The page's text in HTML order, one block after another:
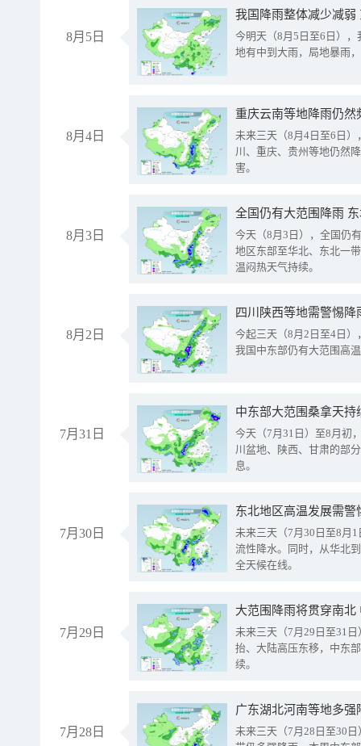
8月5日
我国降雨整体减少减弱
今明天（8月5日至6日）
地有中到大雨，局地暴雨
8月4日
重庆云南等地降雨仍然
未来三天（8月4日至6日
川、重庆、贵州等地仍然
害。
8月3日
全国仍有大范围降雨
今天（8月3日），全国仍
地区东部至华北、东北一
温闷热天气持续。
8月2日
今起三天（8月2日至4日
我国中东部仍有大范围高
7月31日
中东部大范围桑拿天
今天（7月31日）至8月初
川盆地、陕西、甘肃的部
息。
7月30日
东北地区高温发展需
未来三天（7月30日至8月
流性降水。同时，从华北
全天候在线。
7月29日
大范围降雨将贯穿南
未来三天（7月29日至31
抬、大陆高压东移，中东
续。
7月28日
广东湖北河南等地多
未来三天（7月28日至30